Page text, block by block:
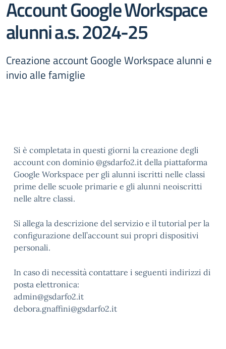
Account Google Workspace
alunni a.s. 2024-25
Creazione account Google Workspace alunni e
invio alle famiglie
Si è completata in questi giorni la creazione degli
account con dominio @gsdarfo2.it della piattaforma
Google Workspace per gli alunni iscritti nelle classi
prime delle scuole primarie e gli alunni neoiscritti
nelle altre classi.
Si allega la descrizione del servizio e il tutorial per la
configurazione dell’account sui propri dispositivi
personali.
In caso di necessità contattare i seguenti indirizzi di
posta elettronica:
admin@gsdarfo2.it
debora.gnaffini@gsdarfo2.it